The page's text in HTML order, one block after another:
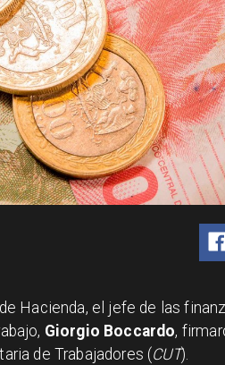
Hacienda, el jefe de las
Giorgio Boccardo,
de Trabajadores (CUT).